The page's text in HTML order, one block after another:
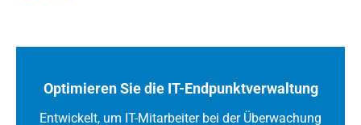
Optimieren Sie die IT-Endpunktverwaltung
Entwickelt, um IT-Mitarbeiter bei der Überwachung